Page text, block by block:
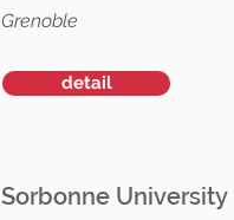
Grenoble
detail
Sorbonne University